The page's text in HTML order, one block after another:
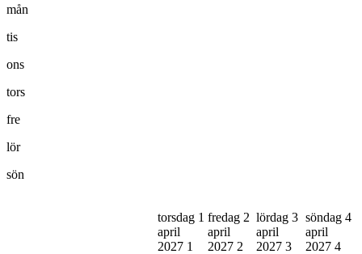
mån
tis
ons
tors
fre
lör
sön
torsdag 1
april
2027 1
fredag 2
april
2027 2
lördag 3
april
2027 3
söndag 4
april
2027 4